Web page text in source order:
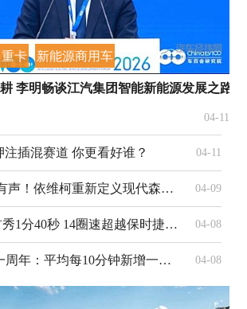
重卡 新能源商用车
李明畅谈江汽集团智能新能源发展之路
04-11
插混赛道 你更看好谁？ 04-11
青山无言 守护有声！依维柯重新定义现代森防作战单元 04-09
领克10+ 全球首秀1分40秒 14圈速超越保时捷Taycan GT 04-08
BJ40增程上市一周年：平均每10分钟新增一位车主 累计里程绕地球8500圈 04-08